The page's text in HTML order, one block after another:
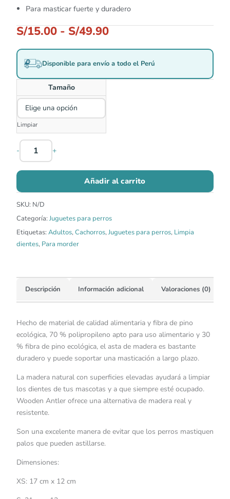
Para masticar fuerte y duradero
S/15.00 - S/49.90
Disponible para envío a todo el Perú
Tamaño
Limpiar
- +
Añadir al carrito
SKU: N/D
Categoría: Juguetes para perros
Etiquetas: Adultos,Cachorros,Juguetes para perros, Limpia
dientes, Para morder
Descripción Información adicional Valoraciones (0)
Hecho de material de calidad alimentaria y fibra de pino
ecológica, 70 % polipropileno apto para uso alimentario y 30
% fibra de pino ecológica, el asta de madera es bastante
duradero y puede soportar una masticación a largo plazo.
La madera natural con superficies elevadas ayudará a limpiar
los dientes de tus mascotas y a que siempre esté ocupado.
Wooden Antler ofrece una alternativa de madera real y
resistente.
Son una excelente manera de evitar que los perros mastiquen
palos que pueden astillarse.
Dimensiones:
XS: 17 cm x 12 cm